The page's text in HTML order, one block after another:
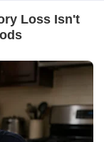
Etik Blogger
RIGHT RESERVED